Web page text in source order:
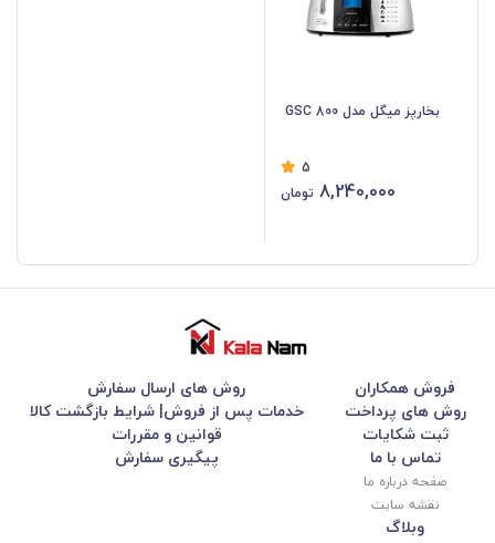
بخارپز میگل مدل GSC 800
5
8,240,000 تومان
فروش همکاران
روش های ارسال سفارش
روش های پرداخت
خدمات پس از فروش| شرایط بازگشت کالا
ثبت شکایات
قوانین و مقررات
تماس با ما
صفحه درباره ما
نقشه سایت
پیگیری سفارش
وبلاگ